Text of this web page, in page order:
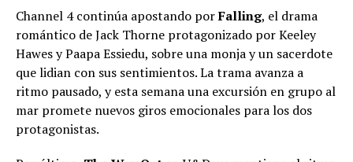
Channel 4 continúa apostando porFalling, el drama
romántico de Jack Thorne protagonizado por Keeley
Hawes y Paapa Essiedu, sobre una monja y un sacerdote
que lidian con sus sentimientos. La trama avanza a
ritmo pausado, y esta semana una excursión en grupo al
mar promete nuevos giros emocionales para los dos
protagonistas.